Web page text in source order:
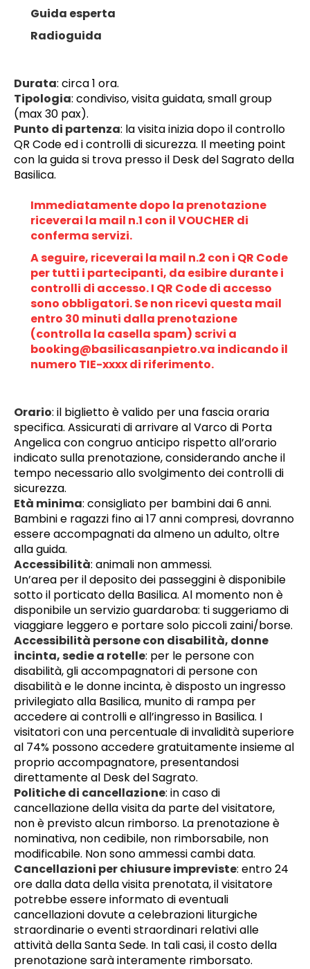
Guida esperta
Radioguida
Durata: circa 1 ora.
Tipologia: condiviso, visita guidata, small group
(max 30 pax).
Punto di partenza: la visita inizia dopo il controllo
QR Code ed i controlli di sicurezza. Il meeting point
con la guida si trova presso il Desk del Sagrato della
Basilica.
Immediatamente dopo la prenotazione
riceverai la mail n.1 con il VOUCHER di
conferma servizi.
A seguire, riceverai la mail n.2 con i QR Code
per tutti i partecipanti, da esibire durante i
controlli di accesso. I QR Code di accesso
sono obbligatori. Se non ricevi questa mail
entro 30 minuti dalla prenotazione
(controlla la casella spam) scrivi a
booking@basilicasanpietro.va indicando il
numero TIE-xxxx di riferimento.
Orario: il biglietto è valido per una fascia oraria
specifica. Assicurati di arrivare al Varco di Porta
Angelica con congruo anticipo rispetto all’orario
indicato sulla prenotazione, considerando anche il
tempo necessario allo svolgimento dei controlli di
sicurezza.
Età minima: consigliato per bambini dai 6 anni.
Bambini e ragazzi fino ai 17 anni compresi, dovranno
essere accompagnati da almeno un adulto, oltre
alla guida.
Accessibilità: animali non ammessi.
Un’area per il deposito dei passeggini è disponibile
sotto il porticato della Basilica. Al momento non è
disponibile un servizio guardaroba: ti suggeriamo di
viaggiare leggero e portare solo piccoli zaini/borse.
Accessibilità persone con disabilità, donne
incinta, sedie a rotelle: per le persone con
disabilità, gli accompagnatori di persone con
disabilità e le donne incinta, è disposto un ingresso
privilegiato alla Basilica, munito di rampa per
accedere ai controlli e all’ingresso in Basilica. I
visitatori con una percentuale di invalidità superiore
al 74% possono accedere gratuitamente insieme al
proprio accompagnatore, presentandosi
direttamente al Desk del Sagrato.
Politiche di cancellazione: in caso di
cancellazione della visita da parte del visitatore,
non è previsto alcun rimborso. La prenotazione è
nominativa, non cedibile, non rimborsabile, non
modificabile. Non sono ammessi cambi data.
Cancellazioni per chiusure impreviste: entro 24
ore dalla data della visita prenotata, il visitatore
potrebbe essere informato di eventuali
cancellazioni dovute a celebrazioni liturgiche
straordinarie o eventi straordinari relativi alle
attività della Santa Sede. In tali casi, il costo della
prenotazione sarà interamente rimborsato.